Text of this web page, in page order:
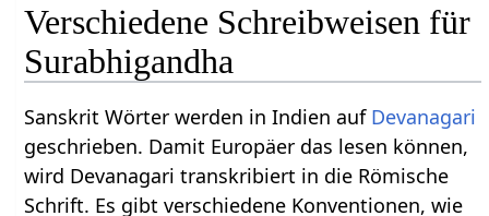
Verschiedene Schreibweisen für
Surabhigandha
Sanskrit Wörter werden in Indien auf Devanagari
geschrieben. Damit Europäer das lesen können,
wird Devanagari transkribiert in die Römische
Schrift. Es gibt verschiedene Konventionen, wie